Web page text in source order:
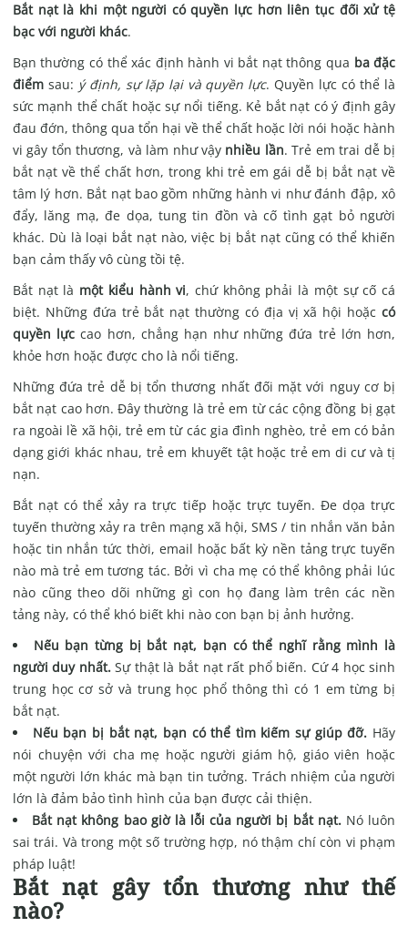
Bắt nạt là khi một người có quyền lực hơn liên tục đối xử tệ
bạc với người khác.
Bạn thường có thể xác định hành vi bắt nạt thông qua ba đặc
điểmsau: ý định, sự lặp lại và quyền lực. Quyền lực có thể là
sức mạnh thể chất hoặc sự nổi tiếng. Kẻ bắt nạt có ý định gây
đau đớn, thông qua tổn hại về thể chất hoặc lời nói hoặc hành
vi gây tổn thương, và làm như vậy nhiều lần. Trẻ em trai dễ bị
bắt nạt về thể chất hơn, trong khi trẻ em gái dễ bị bắt nạt về
tâm lý hơn. Bắt nạt bao gồm những hành vi như đánh đập, xô
đẩy, lăng mạ, đe dọa, tung tin đồn và cố tình gạt bỏ người
khác. Dù là loại bắt nạt nào, việc bị bắt nạt cũng có thể khiến
bạn cảm thấy vô cùng tồi tệ.
Bắt nạt là một kiểu hành vi, chứ không phải là một sự cố cá
biệt. Những đứa trẻ bắt nạt thường có địa vị xã hội hoặccó
quyền lực cao hơn, chẳng hạn như những đứa trẻ lớn hơn,
khỏe hơn hoặc được cho là nổi tiếng.
Những đứa trẻ dễ bị tổn thương nhất đối mặt với nguy cơ bị
bắt nạt cao hơn. Đây thường là trẻ em từ các cộng đồng bị gạt
ra ngoài lề xã hội, trẻ em từ các gia đình nghèo, trẻ em có bản
dạng giới khác nhau, trẻ em khuyết tật hoặc trẻ em di cư và tị
nạn.
Bắt nạt có thể xảy ra trực tiếp hoặc trực tuyến. Đe dọa trực
tuyến thường xảy ra trên mạng xã hội, SMS / tin nhắn văn bản
hoặc tin nhắn tức thời, email hoặc bất kỳ nền tảng trực tuyến
nào mà trẻ em tương tác. Bởi vì cha mẹ có thể không phải lúc
nào cũng theo dõi những gì con họ đang làm trên các nền
tảng này, có thể khó biết khi nào con bạn bị ảnh hưởng.
Nếu bạn từng bị bắt nạt, bạn có thể nghĩ rằng mình là
người duy nhất.Sự thật là bắt nạt rất phổ biến. Cứ 4 học sinh
trung học cơ sở và trung học phổ thông thì có 1 em từng bị
bắt nạt.
Nếu bạn bị bắt nạt, bạn có thể tìm kiếm sự giúp đỡ. Hãy
nói chuyện với cha mẹ hoặc người giám hộ, giáo viên hoặc
một người lớn khác mà bạn tin tưởng. Trách nhiệm của người
lớn là đảm bảo tình hình của bạn được cải thiện.
Bắt nạt không bao giờ là lỗi của người bị bắt nạt.Nó luôn
sai trái. Và trong một số trường hợp, nó thậm chí còn vi phạm
pháp luật!
Bắt nạt gây tổn thương như thế
nào?